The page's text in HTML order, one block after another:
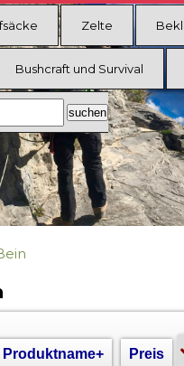
Zelte
Bushcraft und Survival
Produktname+ Preis